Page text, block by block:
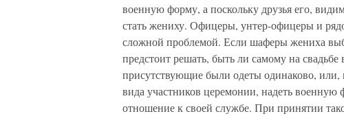
военную форму, а поскольку друзья его,
стать жениху. Офицеры, унтер-офицеры и
сложной проблемой. Если шаферы жениха
предстоит решать, быть ли самому на
присутствующие были одеты одинаково,
вида участников церемонии, надеть
отношение к своей службе. При принятии